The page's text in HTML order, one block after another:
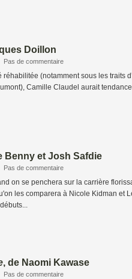
Doillon
Pas de commentaire
réhabilitée (notamment sous les traits
Camille Claudel aurait
Benny et Josh Safdie
Pas de commentaire
on se penchera sur la carrière
les comparera à Nicole Kidman et
, de Naomi Kawase
Pas de commentaire